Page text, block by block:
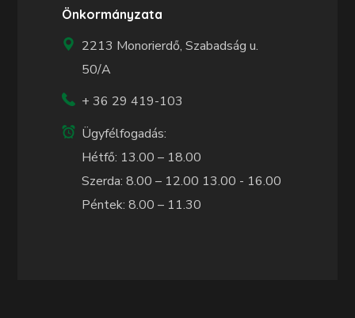
Önkormányzata
2213 Monorierdő, Szabadság u.
50/A
+ 36 29 419-103
Ügyfélfogadás:
Hétfő: 13.00 – 18.00
Szerda: 8.00 – 12.00 13.00 - 16.00
Péntek: 8.00 – 11.30